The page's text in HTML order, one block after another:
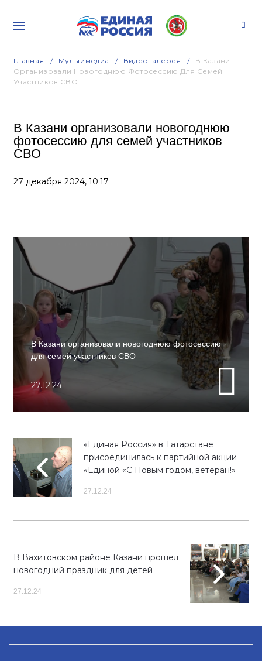
Главная Мультимедиа Видеогалерея
В Казани
Организовали Новогоднюю Фотосессию Для Семей
Участников СВО
В Казани организовали новогоднюю
фотосессию для семей участников
СВО
27 декабря 2024, 10:17
В Казани организовали новогоднюю фотосессию
для семей участников СВО
27.12.24
«Единая Россия» в Татарстане
присоединилась к партийной акции
«Единой «С Новым годом, ветеран!»
27.12.24
В Вахитовском районе Казани прошел
новогодний праздник для детей
27.12.24